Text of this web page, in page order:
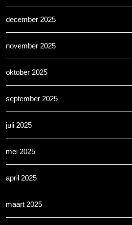
december 2025
november 2025
oktober 2025
september 2025
juli 2025
mei 2025
april 2025
maart 2025